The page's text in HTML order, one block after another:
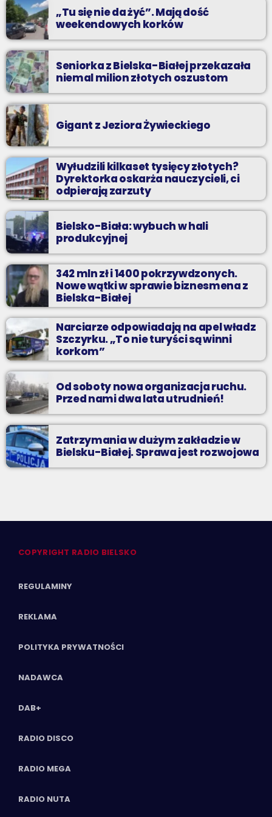
„Tu się nie da żyć”. Mają dość
weekendowych korków
Seniorka z Bielska-Białej przekazała
niemal milion złotych oszustom
Gigant z Jeziora Żywieckiego
Wyłudzili kilkaset tysięcy złotych?
Dyrektorka oskarża nauczycieli, ci
odpierają zarzuty
Bielsko-Biała: wybuch w hali
produkcyjnej
342 mln zł i 1400 pokrzywdzonych.
Nowe wątki w sprawie biznesmena z
Bielska-Białej
Narciarze odpowiadają na apel władz
Szczyrku. „To nie turyści są winni
korkom”
Od soboty nowa organizacja ruchu.
Przed nami dwa lata utrudnień!
Zatrzymania w dużym zakładzie w
Bielsku-Białej. Sprawa jest rozwojowa
COPYRIGHT RADIO BIELSKO
REGULAMINY
REKLAMA
POLITYKA PRYWATNOŚCI
NADAWCA
DAB+
RADIO DISCO
RADIO MEGA
RADIO NUTA